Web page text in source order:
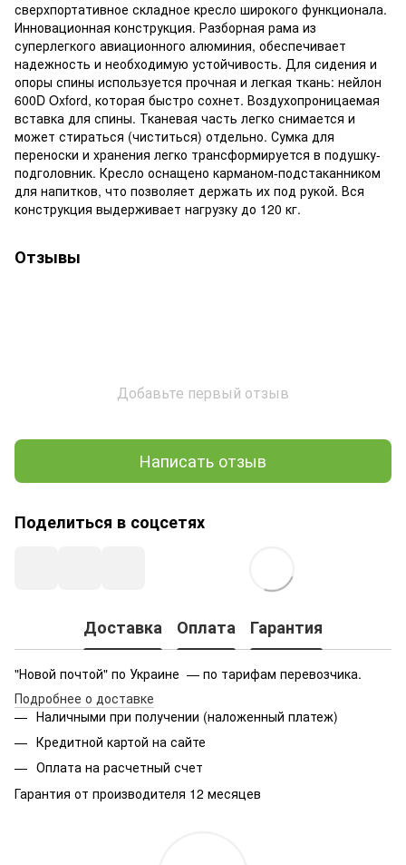
сверхпортативное складное кресло широкого функционала.
Инновационная конструкция. Разборная рама из
суперлегкого авиационного алюминия, обеспечивает
надежность и необходимую устойчивость. Для сидения и
опоры спины используется прочная и легкая ткань: нейлон
600D Oxford, которая быстро сохнет. Воздухопроницаемая
вставка для спины. Тканевая часть легко снимается и
может стираться (чиститься) отдельно. Сумка для
переноски и хранения легко трансформируется в подушку-
подголовник. Кресло оснащено карманом-подстаканником
для напитков, что позволяет держать их под рукой. Вся
конструкция выдерживает нагрузку до 120 кг.
Отзывы
Добавьте первый отзыв
Написать отзыв
Поделиться в соцсетях
Доставка Оплата Гарантия
"Новой почтой" по Украине — по тарифам перевозчика.
Подробнее о доставке
Наличными при получении (наложенный платеж)
Кредитной картой на сайте
Оплата на расчетный счет
Гарантия от производителя 12 месяцев